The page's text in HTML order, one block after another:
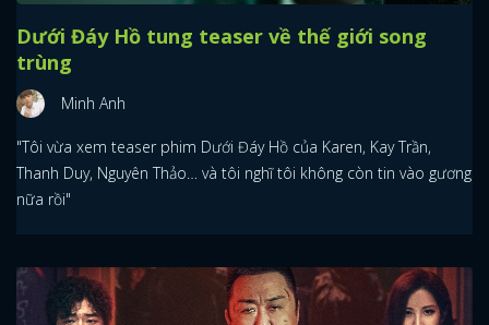
Dưới Đáy Hồ tung teaser về thế giới song
trùng
Minh Anh
"Tôi vừa xem teaser phim Dưới Đáy Hồ của Karen, Kay Trần,
Thanh Duy, Nguyên Thảo… và tôi nghĩ tôi không còn tin vào gương
nữa rồi"